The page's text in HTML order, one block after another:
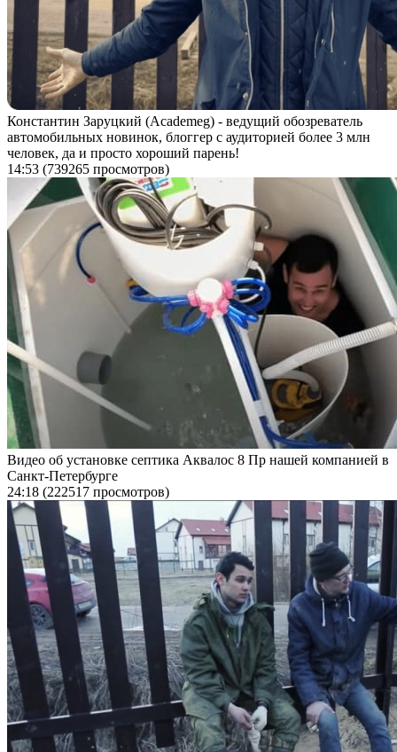
Константин Заруцкий (Academeg) - ведущий обозреватель
автомобильных новинок, блоггер с аудиторией более 3 млн
человек, да и просто хороший парень!
14:53 (739265 просмотров)
Видео об установке септика Аквалос 8 Пр нашей компанией в
Санкт-Петербурге
24:18 (222517 просмотров)